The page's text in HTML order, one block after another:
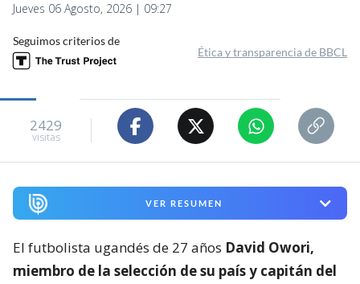
Jueves 06 Agosto, 2026 | 09:27
Seguimos criterios de
Ética y transparencia de BBCL
2429
visitas
VER RESUMEN
El futbolista ugandés de 27 años David Owori,
miembro de la selección de su país y capitán del